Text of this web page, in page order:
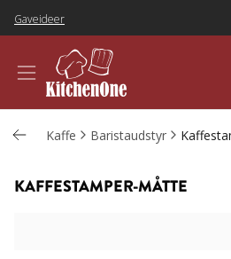
Gaveideer
Kaffe Baristaudstyr
KAFFESTAMPER-MÅTTE